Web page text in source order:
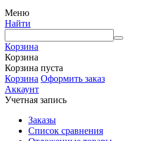
Меню
Найти
Корзина
Корзина
Корзина пуста
Корзина Оформить заказ
Аккаунт
Учетная запись
Заказы
Список сравнения